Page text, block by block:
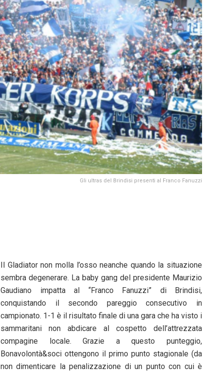
Gli ultras del Brindisi presenti al Franco Fanuzzi
Il Gladiator non molla l’osso neanche quando la situazione
sembra degenerare. La baby gang del presidente Maurizio
Gaudiano impatta al “Franco Fanuzzi” di Brindisi,
conquistando il secondo pareggio consecutivo in
campionato. 1-1 è il risultato finale di una gara che ha visto i
sammaritani non abdicare al cospetto dell’attrezzata
compagine locale. Grazie a questo punteggio,
Bonavolontà&soci ottengono il primo punto stagionale (da
non dimenticare la penalizzazione di un punto con cui è